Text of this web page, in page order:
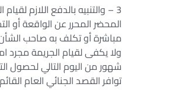
3 – والتنبيه بالدفع اللازم
المحضر المحرر عن الواقعة أو
مباشرة أو تكلف به صاحب
ولا يكفى لقيام الجريمة مجرد
شهور من اليوم التالي لحصول
توافر القصد الجنائي العام